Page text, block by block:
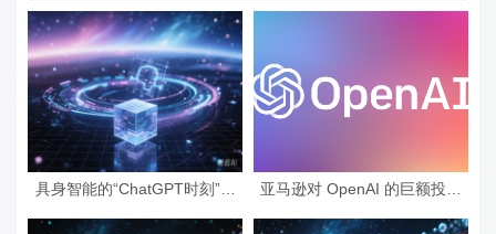
具身智能的“ChatGPT时刻”将
台走向工厂流水线
亚马逊对 OpenAI 的巨额投资
代理的新“有状态”架构